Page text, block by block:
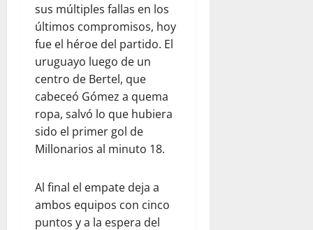
sus múltiples fallas en los
últimos compromisos, hoy
fue el héroe del partido. El
uruguayo luego de un
centro de Bertel, que
cabeceó Gómez a quema
ropa, salvó lo que hubiera
sido el primer gol de
Millonarios al minuto 18.
Al final el empate deja a
ambos equipos con cinco
puntos y a la espera del